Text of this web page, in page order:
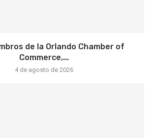
de la Orlando Chamber of
Commerce,...
4 de agosto de 2026